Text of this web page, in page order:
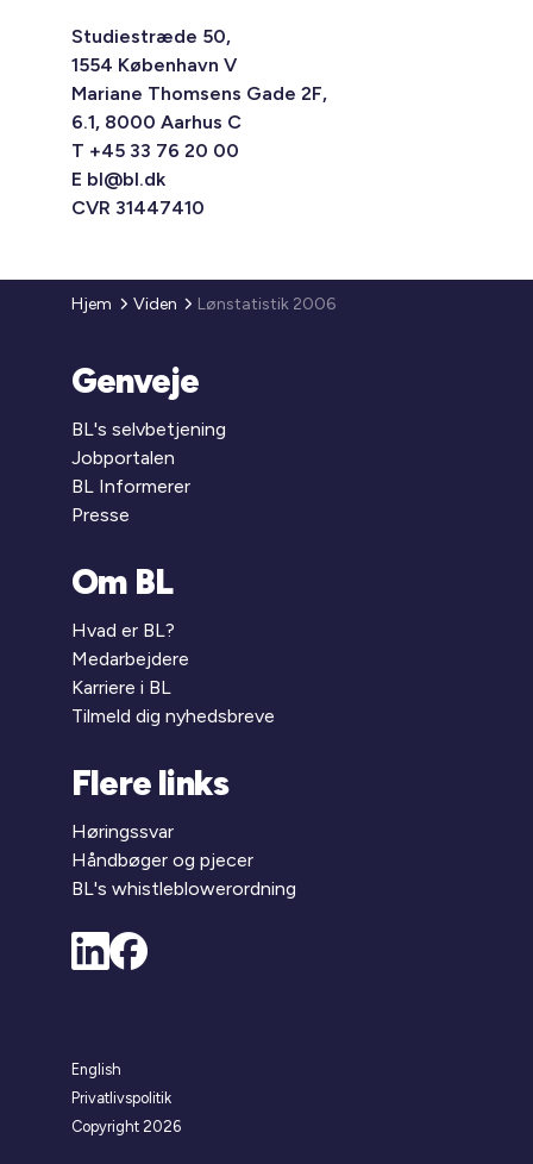
Studiestræde 50,
1554 København V
Mariane Thomsens Gade 2F,
6.1, 8000 Aarhus C
T +45 33 76 20 00
E bl@bl.dk
CVR 31447410
Hjem Viden Lønstatistik 2006
Genveje
BL's selvbetjening
Jobportalen
BL Informerer
Presse
Om BL
Hvad er BL?
Medarbejdere
Karriere i BL
Tilmeld dig nyhedsbreve
Flere links
Høringssvar
Håndbøger og pjecer
BL's whistleblowerordning
English
Privatlivspolitik
Copyright 2026